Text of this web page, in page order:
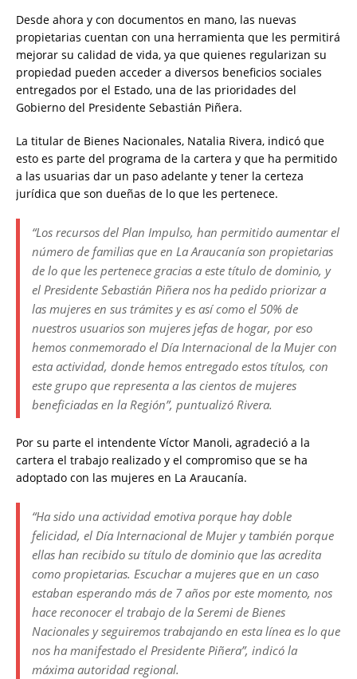
Desde ahora y con documentos en mano, las nuevas
propietarias cuentan con una herramienta que les permitirá
mejorar su calidad de vida, ya que quienes regularizan su
propiedad pueden acceder a diversos beneficios sociales
entregados por el Estado, una de las prioridades del
Gobierno del Presidente Sebastián Piñera.
La titular de Bienes Nacionales, Natalia Rivera, indicó que
esto es parte del programa de la cartera y que ha permitido
a las usuarias dar un paso adelante y tener la certeza
jurídica que son dueñas de lo que les pertenece.
“Los recursos del Plan Impulso, han permitido aumentar el
número de familias que en La Araucanía son propietarias
de lo que les pertenece gracias a este título de dominio, y
el Presidente Sebastián Piñera nos ha pedido priorizar a
las mujeres en sus trámites y es así como el 50% de
nuestros usuarios son mujeres jefas de hogar, por eso
hemos conmemorado el Día Internacional de la Mujer con
esta actividad, donde hemos entregado estos títulos, con
este grupo que representa a las cientos de mujeres
beneficiadas en la Región”, puntualizó Rivera.
Por su parte el intendente Víctor Manoli, agradeció a la
cartera el trabajo realizado y el compromiso que se ha
adoptado con las mujeres en La Araucanía.
“Ha sido una actividad emotiva porque hay doble
felicidad, el Día Internacional de Mujer y también porque
ellas han recibido su título de dominio que las acredita
como propietarias. Escuchar a mujeres que en un caso
estaban esperando más de 7 años por este momento, nos
hace reconocer el trabajo de la Seremi de Bienes
Nacionales y seguiremos trabajando en esta línea es lo que
nos ha manifestado el Presidente Piñera”, indicó la
máxima autoridad regional.